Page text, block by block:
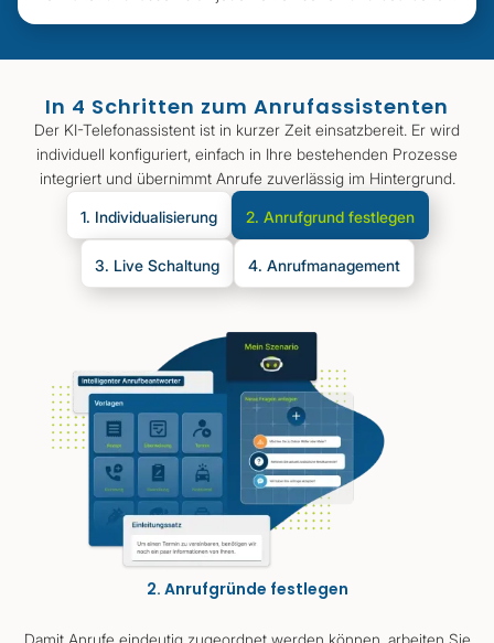
In 4 Schritten zum Anrufassistenten
Der KI-Telefonassistent ist in kurzer Zeit einsatzbereit. Er wird
individuell konfiguriert, einfach in Ihre bestehenden Prozesse
integriert und übernimmt Anrufe zuverlässig im Hintergrund.
1. Individualisierung 2. Anrufgrund festlegen
3. Live Schaltung 4. Anrufmanagement
2. Anrufgründe festlegen